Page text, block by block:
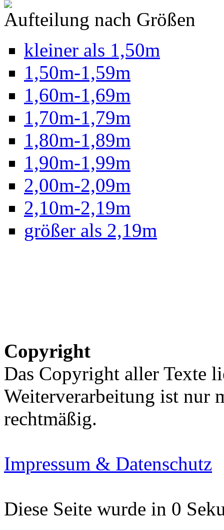
Aufteilung nach Größen
kleiner als 1,50m
1,50m-1,59m
1,60m-1,69m
1,70m-1,79m
1,80m-1,89m
1,90m-1,99m
2,00m-2,09m
2,10m-2,19m
größer als 2,19m
Copyright
Das Copyright aller Texte
Weiterverarbeitung ist nur
rechtmäßig.
Impressum & Datenschutz
Diese Seite wurde in 0